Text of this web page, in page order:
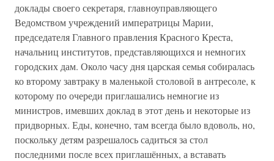
доклады своего секретаря, главноуправляющего
Ведомством учреждений императрицы Марии,
председателя Главного правления Красного Креста,
начальниц институтов, представляющихся и немногих
городских дам. Около часу дня царская семья собиралась
ко второму завтраку в маленькой столовой в антресоле, к
которому по очереди приглашались немногие из
министров, имевших доклад в этот день и некоторые из
придворных. Еды, конечно, там всегда было вдоволь, но,
поскольку детям разрешалось садиться за стол
последними после всех приглашённых, а вставать